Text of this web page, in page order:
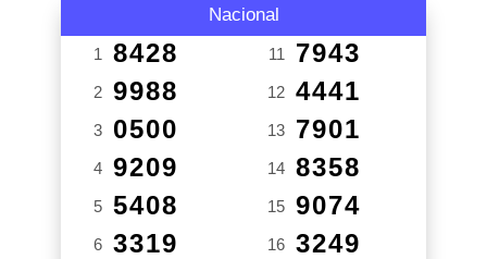
Nacional
1 8428
2 9988
3 0500
4 9209
5 5408
6 3319
11 7943
12 4441
13 7901
14 8358
15 9074
16 3249